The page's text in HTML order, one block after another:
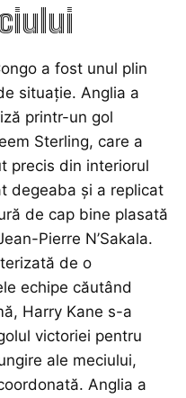
a fost unul plin
situație. Anglia a
printr-un gol
Sterling, care a
precis din interiorul
degeaba și a replicat
de cap bine plasată
Pierre N’Sakala.
de o
echipe căutând
Harry Kane s-a
victoriei pentru
ale meciului,
Anglia a